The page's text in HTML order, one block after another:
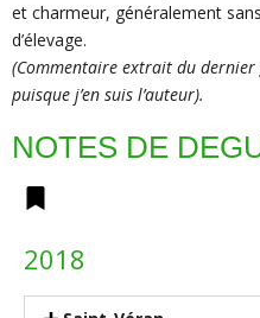
et charmeur, généralement
d’élevage.
(Commentaire extrait du dernier
puisque j’en suis l’auteur).
NOTES DE
2018